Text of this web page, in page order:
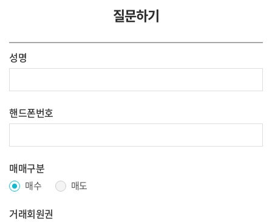
질문하기
성명
핸드폰번호
매매구분
매수 매도
거래회원권